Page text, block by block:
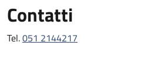
Contatti
Tel.051 2144217